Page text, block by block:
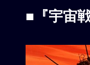
■『宇宙